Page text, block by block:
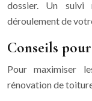
dossier. Un suivi
déroulement de
Conseils
Pour maximiser
rénovation de